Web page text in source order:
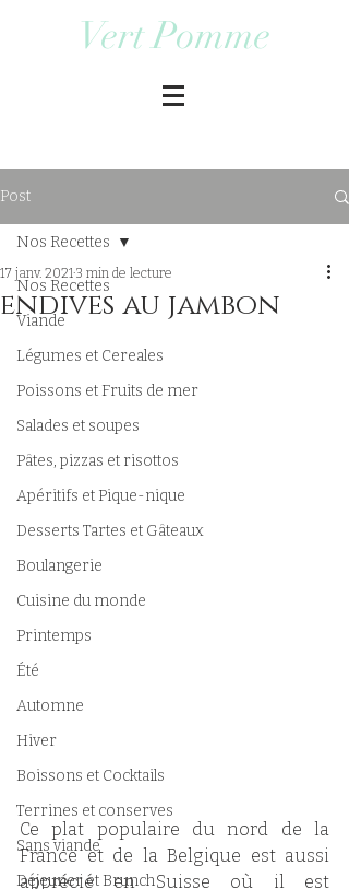
Vert Pomme
Post
Nos Recettes
Viande
Légumes et Cereales
Poissons et Fruits de mer
Salades et soupes
Pâtes, pizzas et risottos
Apéritifs et Pique-nique
Desserts Tartes et Gâteaux
Boulangerie
Cuisine du monde
Printemps
Été
Automne
Hiver
Boissons et Cocktails
Terrines et conserves
Sans viande
Déjeuner et Brunch
Nos Recettes
endives au jambon
17 janv. 2021 3 min de lecture
Ce plat populaire du nord de la
France et de la Belgique est aussi
apprécié en Suisse où il est